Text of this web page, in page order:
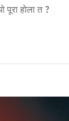
होला त ?